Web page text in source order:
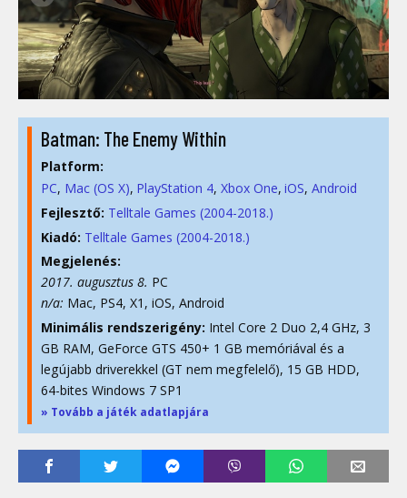
Batman: The Enemy Within
Platform:
PC Mac (OS X) PlayStation 4 Xbox One iOS Android
Fejlesztő: Telltale Games (2004-2018.)
Kiadó: Telltale Games (2004-2018.)
Megjelenés:
2017. augusztus 8. PC
n/a: Mac, PS4, X1, iOS, Android
Minimális rendszerigény: Intel Core 2 Duo 2,4 GHz, 3
GB RAM, GeForce GTS 450+ 1 GB memóriával és a
legújabb driverekkel (GT nem megfelelő), 15 GB HDD,
64-bites Windows 7 SP1
» Tovább a játék adatlapjára